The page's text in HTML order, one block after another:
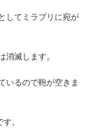
してミラプリに宛が
消滅します。
いるので鞄が空きま
。